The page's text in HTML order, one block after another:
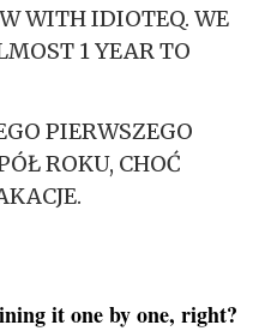
WITH IDIOTEQ. WE
1 YEAR TO
PIERWSZEGO
ROKU, CHOĆ
it one by one, right?